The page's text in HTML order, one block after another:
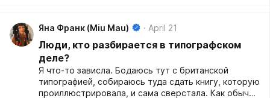
Яна Франк (Miu Mau) April 21
Люди, кто разбирается в типографском
деле?
Я что-то зависла. Бодаюсь тут с британской
типографией, собираюсь туда сдать книгу, которую
проиллюстрировала, и сама сверстала. Как обычно